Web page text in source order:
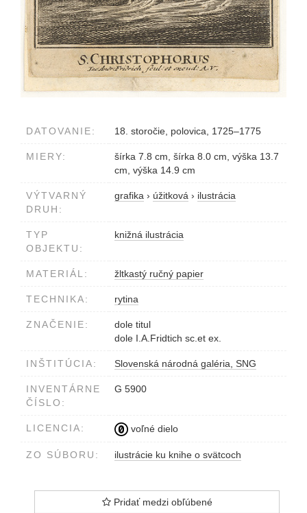
DATOVANIE: 18. storočie, polovica, 1725–1775
MIERY:
šírka 7.8 cm, šírka 8.0 cm, výška 13.7
cm, výška 14.9 cm
VÝTVARNÝ
DRUH:
grafika › úžitková › ilustrácia
TYP
OBJEKTU:
knižná ilustrácia
MATERIÁL: žltkastý ručný papier
TECHNIKA: rytina
ZNAČENIE:
dole titul
dole I.A.Fridtich sc.et ex.
INŠTITÚCIA: Slovenská národná galéria, SNG
INVENTÁRNE
ČÍSLO:
G 5900
LICENCIA: voľné dielo
ZO SÚBORU: ilustrácie ku knihe o svätcoch
Pridať medzi obľúbené